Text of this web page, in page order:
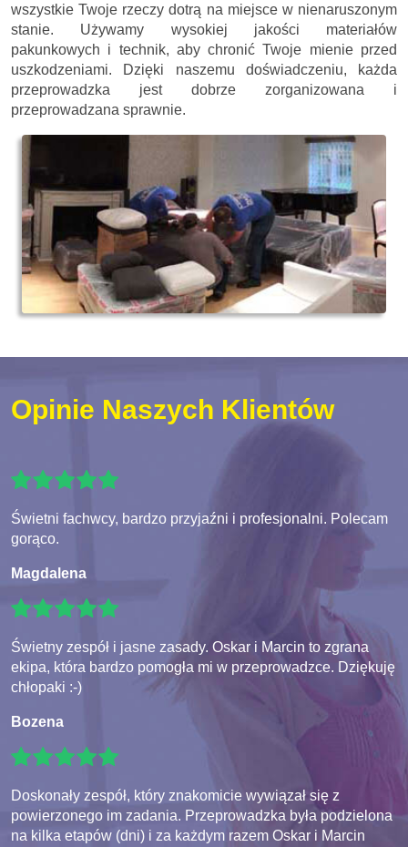
wszystkie Twoje rzeczy dotrą na miejsce w nienaruszonym
stanie. Używamy wysokiej jakości materiałów
pakunkowych i technik, aby chronić Twoje mienie przed
uszkodzeniami. Dzięki naszemu doświadczeniu, każda
przeprowadzka jest dobrze zorganizowana i
przeprowadzana sprawnie.
Opinie Naszych Klientów
Świetni fachwcy, bardzo przyjaźni i profesjonalni. Polecam
gorąco.
Magdalena
Świetny zespół i jasne zasady. Oskar i Marcin to zgrana
ekipa, która bardzo pomogła mi w przeprowadzce. Dziękuję
chłopaki :-)
Bozena
Doskonały zespół, który znakomicie wywiązał się z
powierzonego im zadania. Przeprowadzka była podzielona
na kilka etapów (dni) i za każdym razem Oskar i Marcin